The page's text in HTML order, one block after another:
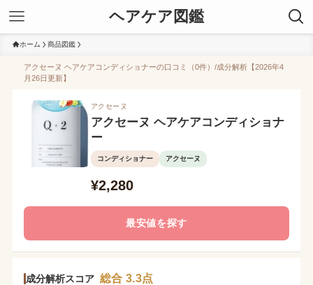
ヘアケア図鑑
ホーム 商品図鑑
アクセーヌ ヘアケアコンディショナーの口コミ（0件）/成分解析【2026年4
月26日更新】
アクセーヌ
アクセーヌ ヘアケアコンディショナ
ー
コンディショナー アクセーヌ
¥2,280
最安値を探す
成分解析スコア 総合 3.3点